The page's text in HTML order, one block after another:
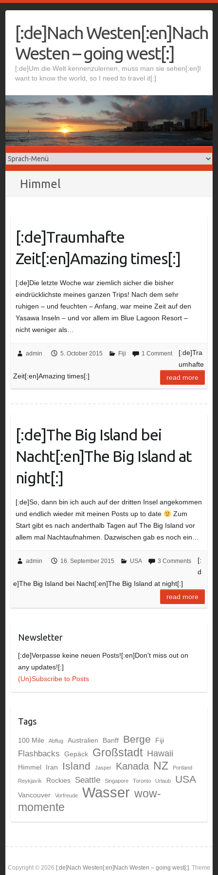
content[:de]Nach Westen[:en]Nach
Westen – going west[:]
[:de]Um die Welt kennenzulernen, muss man sie sehen[:en]I
want to know the world, so I need to travel it[:]
Himmel
[:de]Traumhafte
Zeit[:en]Amazing times[:]
[:de]Die letzte Woche war ziemlich sicher die bisher
eindrücklichste meines ganzen Trips! Nach dem sehr
ruhigen – und feuchten – Anfang, war meine Zeit auf den
Yasawa Inseln – und vor allem im Blue Lagoon Resort –
nicht weniger als…
admin 5. October 2015 Fiji 1 Comment
[:de]Tra
umhafte
Zeit[:en]Amazing times[:]
read more
[:de]The Big Island bei
Nacht[:en]The Big Island at
night[:]
[:de]So, dann bin ich auch auf der dritten Insel angekommen
und endlich wieder mit meinen Posts up to date
Zum
Start gibt es nach anderthalb Tagen auf The Big Island vor
allem mal Nachtaufnahmen. Dazwischen gab es noch ein…
admin 16. September 2015 USA 3 Comments
[:
d
e]The Big Island bei Nacht[:en]The Big Island at night[:]
read more
Newsletter
[:de]Verpasse keine neuen Posts![:en]Don't miss out on
any updates![:]
(Un)Subscribe to Posts
Tags
100 Mile Abflug Australien Banff Berge Fiji
Flashbacks Gepäck Großstadt Hawaii
Himmel Iran Island Jasper Kanada NZ Portland
Reykjavík Rockies Seattle Singapore Toronto Urlaub USA
Vancouver Vorfreude Wasser wow-
momente
Copyright © 2026 [:de]Nach Westen[:en]Nach Westen – going west[:]. Theme